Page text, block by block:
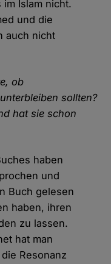
Islam nicht.
und die
auch nicht
ob
sollten?
hat sie schon
haben
und
Buch gelesen
haben, ihren
zu lassen.
hat man
Resonanz